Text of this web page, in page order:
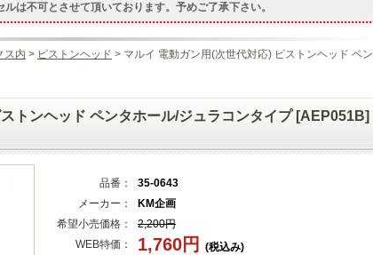
は不可とさせて頂いております。予めご了承下さい。
ス内 > ピストンヘッド > マルイ 電動ガン用(次世代対応) ピストンヘッド ペン
トンヘッド ペンタホール/ジュラコンタイプ [AEP051B]
品番：
35-0643
メーカー：
KM企画
希望小売価格：
2,200円
WEB特価：
1,760円
(税込み)